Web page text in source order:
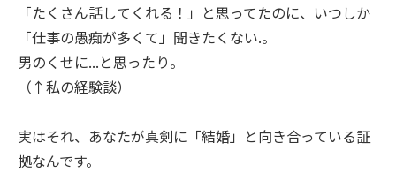
「たくさん話してくれる！」と思ってたのに、いつしか
「仕事の愚痴が多くて」聞きたくない.。
男のくせに...と思ったり。
（↑私の経験談）
実はそれ、あなたが真剣に「結婚」と向き合っている証
拠なんです。